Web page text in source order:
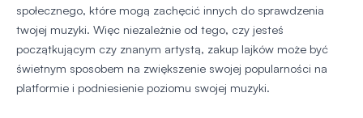
społecznego, które mogą zachęcić innych do sprawdzenia
twojej muzyki. Więc niezależnie od tego, czy jesteś
początkującym czy znanym artystą, zakup lajków może być
świetnym sposobem na zwiększenie swojej popularności na
platformie i podniesienie poziomu swojej muzyki.